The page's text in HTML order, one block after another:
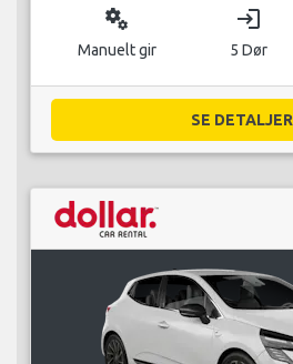
miscellaneous_services
Manuelt gir
login
5 Dør
SE